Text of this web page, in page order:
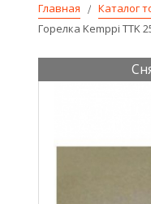
Главная Каталог
Горелка Kemppi TTK